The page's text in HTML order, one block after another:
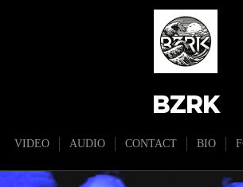
BZRK
VIDEO AUDIO CONTACT BIO